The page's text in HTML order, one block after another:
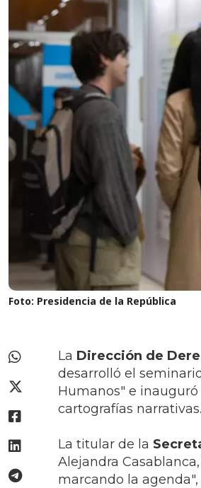
Foto: Presidencia de la República
La Dirección de
desarrolló el
Humanos" e
cartografías narrativas.
La titular de la
Alejandra
marcando la